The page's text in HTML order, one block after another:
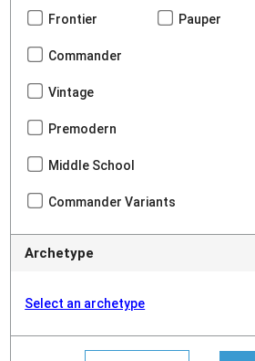
Frontier Pauper
Commander
Vintage
Premodern
Middle School
Commander Variants
Archetype
Select an archetype